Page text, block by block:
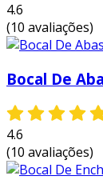
4.6
(10 avaliações)
Bocal De
4.6
(10 avaliações)